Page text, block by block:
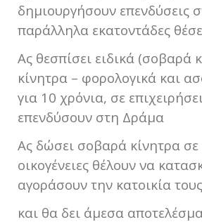
δημιουργήσουν επενδύσεις
παράλληλα εκατοντάδες
Ας θεσπίσει ειδικά (σοβαρά
κίνητρα – φορολογικά και
για 10 χρόνια, σε
επενδύσουν στη Δράμα
Ας δώσει σοβαρά κίνητρα σε
οικογένειες θέλουν να
αγοράσουν την κατοικία
και θα δει άμεσα